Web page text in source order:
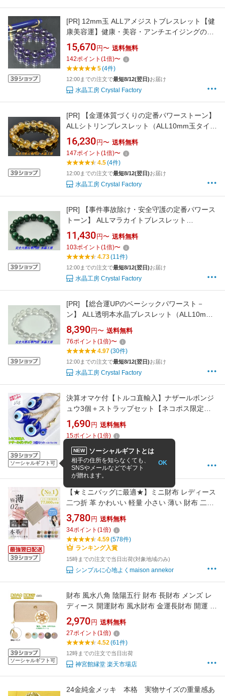
[PR] 12mm玉 ALLアメジストブレスレット【健
康美容運】健康・美容・アンチエイジングの定
番 ＜返品・交換可＞無料サイズ変更保証付き
15,670 円〜 送料無料
142ポイント (1 倍)〜
5(4件)
12:00までの注文で最短8/12(翌日)お届け
水晶工房 Crystal Factory
[PR]
【金運体質づくりの定番パワーストーン】
ALLシトリンブレスレット（ALL10mm玉タイ
プ）＜返品・交換可＞無料サイズ変更保証付き
16,230 円〜 送料無料
147ポイント (1 倍)〜
4.5(4件)
12:00までの注文で最短8/12(翌日)お届け
水晶工房 Crystal Factory
[PR]
【事件事故除け・安全守護の定番パワース
トーン】 ALLマラカイトブレスレット
（ALL10mm玉タイプ）＜返品・交換可＞無料
サイズ変更保証付き
11,430 円〜 送料無料
103ポイント (1 倍)〜
4.73(11件)
12:00までの注文で最短8/12(翌日)お届け
水晶工房 Crystal Factory
[PR]
【総合運UPのベーシックパワースト－
ン】 ALL透明本水晶ブレスレット（ALL10mm
玉タイプ）＜返品・交換可＞無料サイズ変更保
証付き
8,390 円〜 送料無料
76ポイント (1 倍)〜
4.97(30件)
12:00までの注文で最短8/12(翌日)お届け
水晶工房 Crystal Factory
ソーシャルギフト可
決算オマケ付【トルコ直輸入】ナザールボンジ
ュウ3個＋ストラップセット【ネコポス限定送
料無料 】邪視よけのお守り 魔除け 災厄からあ
なたを守るナザールボンジュウ
1,690 円 送料無料
15ポイント (1 倍)
8月12日(水)発送します。
キリム専門店マンモスイスタンブル
【★ミニバッグに最適★】ミニ財布 レディース
二つ折 革 かわいい 軽量 小さい 薄い 財布 二つ
折り コンパクト レザー 薄型 レディース ブラン
ド キャッシュレス 軽い スリム ウォレット スキ
ミング防止 一粒万倍日 冠婚葬祭 最強配送 プレ
ゼント
3,780 円 送料無料
34ポイント (1 倍)
4.59(578件)
ランキング入賞
15時までの注文で当日出荷(対象地域のみ)
シンプルに心地よくmaison annekor
ソーシャルギフト可
財布 風水八角 陰陽五行 財布 長財布 メンズ レ
ディース 開運財布 風水財布 金運長財布 開運 金
運 財運 健康運 合皮 ラウンドファスナー カード
ポケット ラッキーカラー グリーン ピンク ゴー
ルド ブロンズ ガンメタ メタリック 男性 女性
2,970 円 送料無料
27ポイント (1 倍)
4.52 (61件)
12時までの注文で当日出荷
神宮館縁堂 楽天市場店
24金純金メッキ 本格 実物サイズの重量感あ
NEW ソーシャルギフトとは
相手の住所を知らなくても、
SNSやメールなどでギフト
が贈れます。
OK